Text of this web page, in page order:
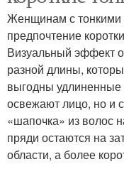
Женщинам с тонкими
предпочтение
Визуальный эффект
разной длины,
выгодны удлиненные
освежают лицо, но и
«шапочка» из волос
пряди остаются на
области, а более